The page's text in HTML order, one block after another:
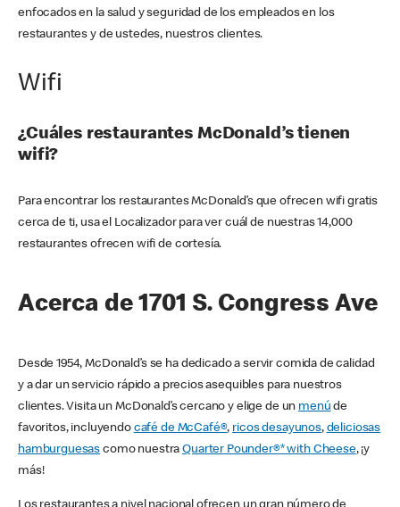
enfocados en la salud y seguridad de los empleados en los
restaurantes y de ustedes, nuestros clientes.
Wifi
¿Cuáles restaurantes McDonald’s tienen
wifi?
Para encontrar los restaurantes McDonald’s que ofrecen wifi gratis
cerca de ti, usa el Localizador para ver cuál de nuestras 14,000
restaurantes ofrecen wifi de cortesía.
Acerca de 1701 S. Congress Ave
Desde 1954, McDonald’s se ha dedicado a servir comida de calidad
y a dar un servicio rápido a precios asequibles para nuestros
clientes. Visita un McDonald’s cercano y elige de un menú de
favoritos, incluyendo café de McCafé®, ricos desayunos, deliciosas
hamburguesas como nuestraQuarter Pounder®* with Cheese, ¡y
más!